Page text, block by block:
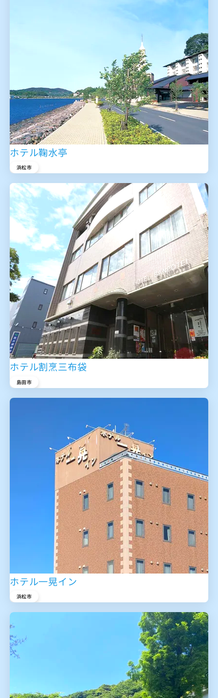
ホテル鞠水亭
浜松市
ホテル割烹三布袋
島田市
ホテル一晃イン
浜松市